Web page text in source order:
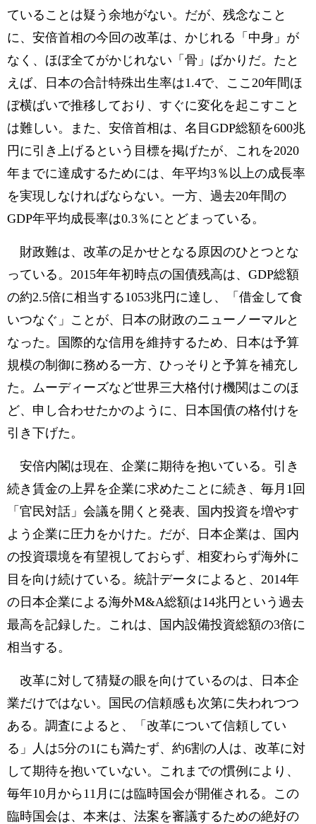
ていることは疑う余地がない。だが、残念なこと
に、安倍首相の今回の改革は、かじれる「中身」が
なく、ほぼ全てがかじれない「骨」ばかりだ。たと
えば、日本の合計特殊出生率は1.4で、ここ20年間ほ
ぼ横ばいで推移しており、すぐに変化を起こすこと
は難しい。また、安倍首相は、名目GDP総額を600兆
円に引き上げるという目標を掲げたが、これを2020
年までに達成するためには、年平均3％以上の成長率
を実現しなければならない。一方、過去20年間の
GDP年平均成長率は0.3％にとどまっている。
財政難は、改革の足かせとなる原因のひとつとな
っている。2015年年初時点の国債残高は、GDP総額
の約2.5倍に相当する1053兆円に達し、「借金して食
いつなぐ」ことが、日本の財政のニューノーマルと
なった。国際的な信用を維持するため、日本は予算
規模の制御に務める一方、ひっそりと予算を補充し
た。ムーディーズなど世界三大格付け機関はこのほ
ど、申し合わせたかのように、日本国債の格付けを
引き下げた。
安倍内閣は現在、企業に期待を抱いている。引き
続き賃金の上昇を企業に求めたことに続き、毎月1回
「官民対話」会議を開くと発表、国内投資を増やす
よう企業に圧力をかけた。だが、日本企業は、国内
の投資環境を有望視しておらず、相変わらず海外に
目を向け続けている。統計データによると、2014年
の日本企業による海外M&A総額は14兆円という過去
最高を記録した。これは、国内設備投資総額の3倍に
相当する。
改革に対して猜疑の眼を向けているのは、日本企
業だけではない。国民の信頼感も次第に失われつつ
ある。調査によると、「改革について信頼してい
る」人は5分の1にも満たず、約6割の人は、改革に対
して期待を抱いていない。これまでの慣例により、
毎年10月から11月には臨時国会が開催される。この
臨時国会は、本来は、法案を審議するための絶好の